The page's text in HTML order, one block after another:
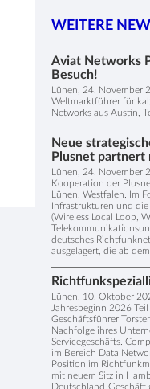
WEITERE
Aviat Networks
Besuch!
Lünen, 24. November
Weltmarktführer für
Networks aus Austin,
Neue
Plusnet partnert
Lünen, 24. November
Kooperation der
Lünen, Westfalen. Im
Infrastrukturen und
(Wireless Local Loop,
deutsches
ausgelagert, die ab
Lünen, 10. Oktober
Jahresbeginn 2026
Geschäftsführer
Nachfolge ihres
Servicegeschäfts.
im Bereich Data
Position im
mit neuem Sitz in
Deutschland-Geschäft